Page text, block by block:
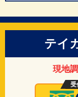
テイ
現地
受